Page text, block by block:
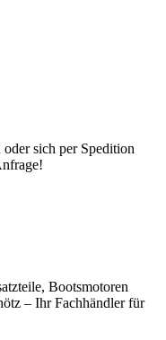
sich per Spedition
Bootsmotoren
– Ihr Fachhändler für